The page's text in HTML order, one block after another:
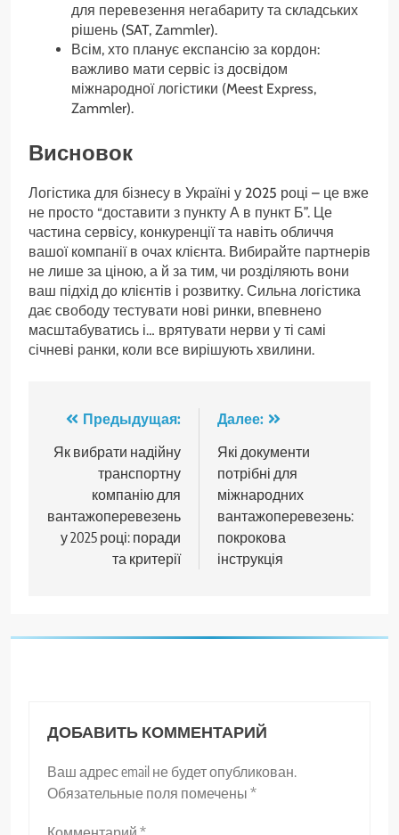
для перевезення негабариту та складських
рішень (SAT, Zammler).
Всім, хто планує експансію за кордон:
важливо мати сервіс із досвідом
міжнародної логістики (Meest Express,
Zammler).
Висновок
Логістика для бізнесу в Україні у 2025 році – це вже
не просто “доставити з пункту А в пункт Б”. Це
частина сервісу, конкуренції та навіть обличчя
вашої компанії в очах клієнта. Вибирайте партнерів
не лише за ціною, а й за тим, чи розділяють вони
ваш підхід до клієнтів і розвитку. Сильна логістика
дає свободу тестувати нові ринки, впевнено
масштабуватись і… врятувати нерви у ті самі
січневі ранки, коли все вирішують хвилини.
Навигация
по
записям
Предыдущая:
Як вибрати надійну
транспортну
компанію для
вантажоперевезень
у 2025 році: поради
та критерії
Далее:
Які документи
потрібні для
міжнародних
вантажоперевезень:
покрокова
інструкція
ДОБАВИТЬ КОММЕНТАРИЙ
Ваш адрес email не будет опубликован.
Обязательные поля помечены *